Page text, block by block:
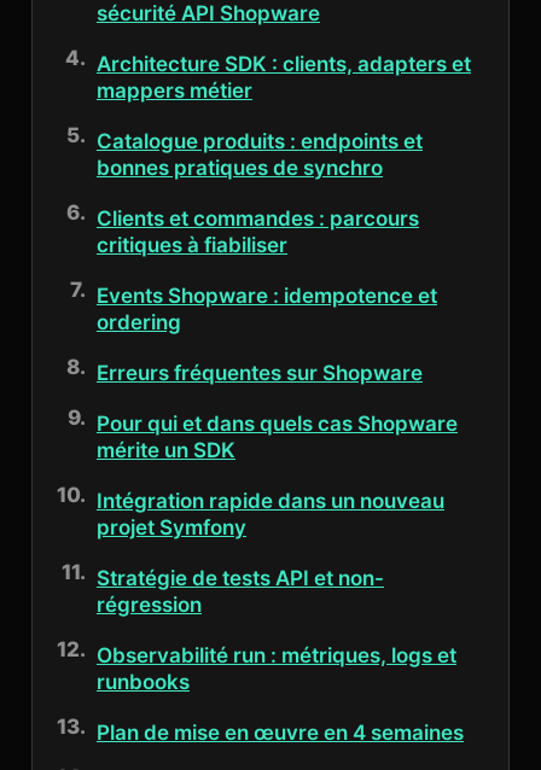
sécurité API Shopware
Architecture SDK : clients, adapters et
mappers métier
Catalogue produits : endpoints et
bonnes pratiques de synchro
Clients et commandes : parcours
critiques à fiabiliser
Events Shopware : idempotence et
ordering
Erreurs fréquentes sur Shopware
Pour qui et dans quels cas Shopware
mérite un SDK
Intégration rapide dans un nouveau
projet Symfony
Stratégie de tests API et non-
régression
Observabilité run : métriques, logs et
runbooks
Plan de mise en œuvre en 4 semaines